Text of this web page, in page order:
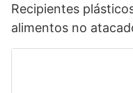
Recipientes
alimentos no